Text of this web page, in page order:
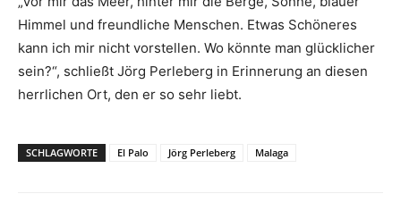
Himmel und freundliche Menschen. Etwas Schöneres
kann ich mir nicht vorstellen. Wo könnte man glücklicher
sein?“, schließt Jörg Perleberg in Erinnerung an diesen
herrlichen Ort, den er so sehr liebt.
SCHLAGWORTE El Palo Jörg Perleberg Malaga